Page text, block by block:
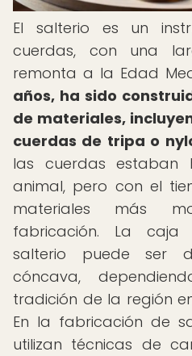
El salterio es un
cuerdas, con una
remonta a la Edad
años, ha sido
de materiales,
cuerdas de tripa o
las cuerdas
animal, pero con el
materiales más
fabricación. La
salterio puede ser
cóncava,
tradición de la región
En la fabricación de
utilizan técnicas de